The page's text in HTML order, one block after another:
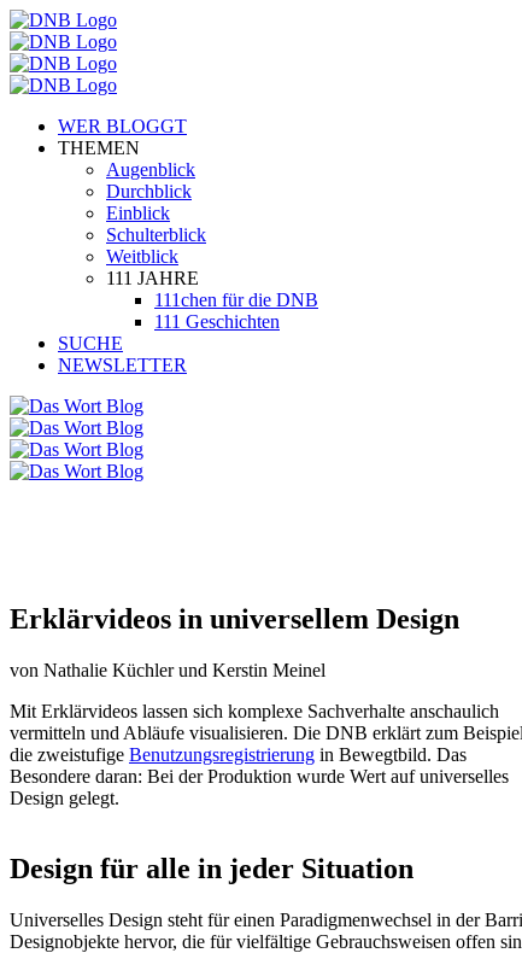
WER BLOGGT
THEMEN
Augenblick
Durchblick
Einblick
Schulterblick
Weitblick
111 JAHRE
111chen für die DNB
111 Geschichten
SUCHE
NEWSLETTER
Erklärvideos in universellem Design
von Nathalie Küchler und Kerstin Meinel
Mit Erklärvideos lassen sich komplexe Sachverhalte anschaulich
vermitteln und Abläufe visualisieren. Die DNB erklärt zum Beispiel
die zweistufige Benutzungsregistrierung in Bewegtbild. Das
Besondere daran: Bei der Produktion wurde Wert auf universelles
Design gelegt.
Design für alle in jeder Situation
Universelles Design steht für einen Paradigmenwechsel in der
Designobjekte hervor, die für vielfältige Gebrauchsweisen offen